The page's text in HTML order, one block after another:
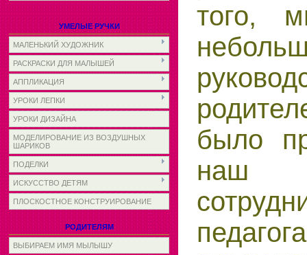
УМЕЛЫЕ РУЧКИ
МАЛЕНЬКИЙ ХУДОЖНИК
РАСКРАСКИ ДЛЯ МАЛЫШЕЙ
АППЛИКАЦИЯ
УРОКИ ЛЕПКИ
УРОКИ ДИЗАЙНА
МОДЕЛИРОВАНИЕ ИЗ ВОЗДУШНЫХ
ШАРИКОВ
ПОДЕЛКИ
ИСКУССТВО ДЕТЯМ
ПЛОСКОСТНОЕ КОНСТРУИРОВАНИЕ
РОДИТЕЛЯМ
ВЫБИРАЕМ ИМЯ МЫЛЫШУ
того,
было
наш